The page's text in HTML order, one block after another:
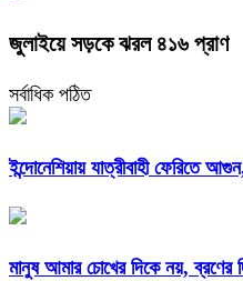
জুলাইয়ে সড়কে ঝরল ৪১৬ প্রাণ
সর্বাধিক পঠিত
ইন্দোনেশিয়ায় যাত্রীবাহী ফেরিতে
মানুষ আমার চোখের দিকে নয়, ব্রণের